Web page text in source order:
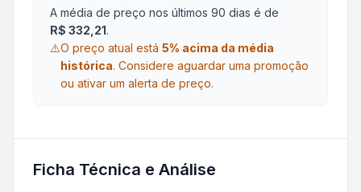
A média de preço nos últimos 90 dias é de
R$ 332,21.
⚠️O preço atual está 5% acima da média
histórica. Considere aguardar uma promoção
ou ativar um alerta de preço.
Ficha Técnica e Análise